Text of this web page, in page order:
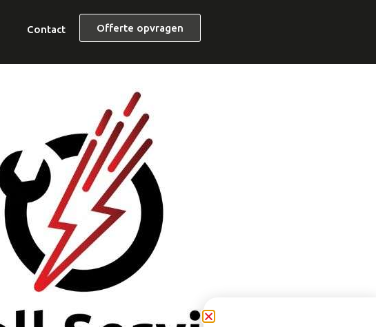
Contact Offerte opvragen